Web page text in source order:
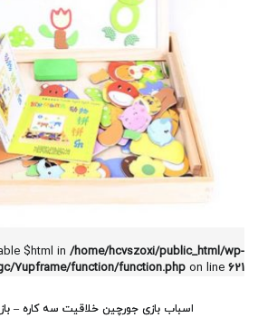
$html in /home/hcvszoxi/public_html/wp-
7upframe/function/function.php on line 621
اسباب بازی جورچین خلاقیت سه کاره –